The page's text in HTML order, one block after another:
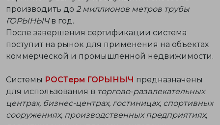
производить до 2 миллионов метров трубы
ГОРЫНЫЧв год.
После завершения сертификации система
поступит на рынок для применения на объектах
коммерческой и промышленной недвижимости.
Системы РОСТерм ГОРЫНЫЧ предназначены
для использования в торгово-развлекательных
центрах, бизнес-центрах, гостиницах, спортивных
сооружениях, производственных предприятиях,